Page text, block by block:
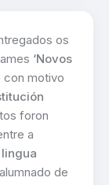
os
‘Novos
con motivo
foron
a
de